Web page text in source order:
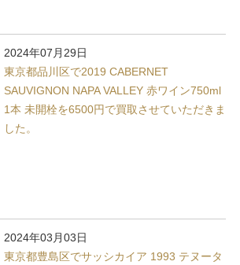
2024年07月29日
東京都品川区で2019 CABERNET
SAUVIGNON NAPA VALLEY 赤ワイン750ml
1本 未開栓を6500円で買取させていただきま
した。
2024年03月03日
東京都豊島区でサッシカイア 1993 テヌータ